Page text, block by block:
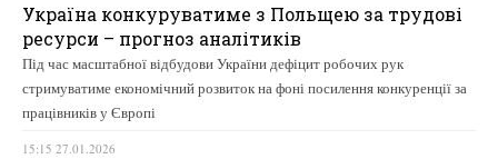
Україна конкуруватиме з Польщею за трудові
ресурси – прогноз аналітиків
Під час масштабної відбудови України дефіцит робочих рук
стримуватиме економічний розвиток на фоні посилення конкуренції за
працівників у Європі
15:15 27.01.2026